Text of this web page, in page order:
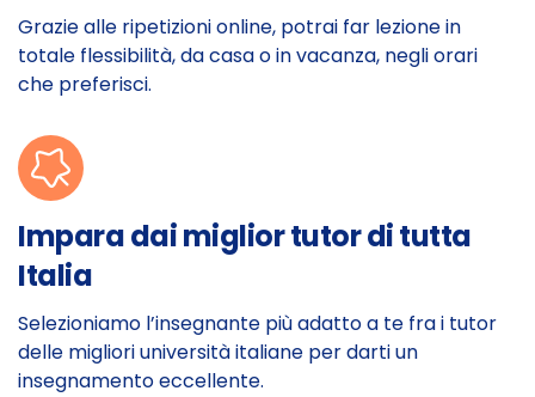
Grazie alle ripetizioni online, potrai far lezione in
totale flessibilità, da casa o in vacanza, negli orari
che preferisci.
Impara dai miglior tutor di tutta
Italia
Selezioniamo l’insegnante più adatto a te fra i tutor
delle migliori università italiane per darti un
insegnamento eccellente.